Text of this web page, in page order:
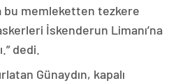
bu memleketten tezkere
İskenderun Limanı’na
dedi.
Günaydın, kapalı